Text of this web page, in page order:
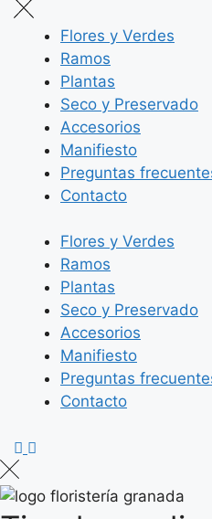
Flores y Verdes
Ramos
Plantas
Seco y Preservado
Accesorios
Manifiesto
Preguntas
Contacto
Flores y Verdes
Ramos
Plantas
Seco y Preservado
Accesorios
Manifiesto
Preguntas
Contacto